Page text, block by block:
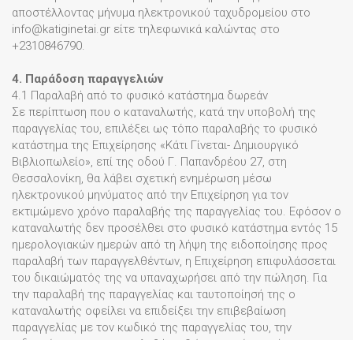
αποστέλλοντας μήνυμα ηλεκτρονικού ταχυδρομείου στο
info@katiginetai.gr είτε τηλεφωνικά καλώντας στο
+2310846790.
4. Παράδοση παραγγελιών
4.1 Παραλαβή από το φυσικό κατάστημα δωρεάν
Σε περίπτωση που ο καταναλωτής, κατά την υποβολή της
παραγγελίας του, επιλέξει ως τόπο παραλαβής το φυσικό
κατάστημα της Επιχείρησης «Κάτι Γίνεται- Δημιουργικό
Βιβλιοπωλείο», επί της οδού Γ. Παπανδρέου 27, στη
Θεσσαλονίκη, θα λάβει σχετική ενημέρωση μέσω
ηλεκτρονικού μηνύματος από την Επιχείρηση για τον
εκτιμώμενο χρόνο παραλαβής της παραγγελίας του. Εφόσον ο
καταναλωτής δεν προσέλθει στο φυσικό κατάστημα εντός 15
ημερολογιακών ημερών από τη λήψη της ειδοποίησης προς
παραλαβή των παραγγελθέντων, η Επιχείρηση επιφυλάσσεται
του δικαιώματός της να υπαναχωρήσει από την πώληση. Για
την παραλαβή της παραγγελίας και ταυτοποίησή της ο
καταναλωτής οφείλει να επιδείξει την επιβεβαίωση
παραγγελίας με τον κωδικό της παραγγελίας του, την